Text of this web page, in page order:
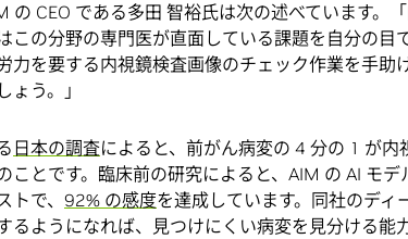
の CEO である多田 智裕氏は次の述べています。
この分野の専門医が直面している課題を自分の目
力を要する内視鏡検査画像のチェック作業を手助
ょう。」
日本の調査によると、前がん病変の 4 分の 1 が
ことです。臨床前の研究によると、AIM の AI モ
トで、 92% の感度を達成しています。同社のディ
るようになれば、見つけにくい病変を見分ける能